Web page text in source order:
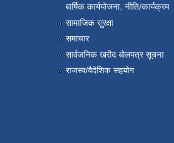
बार्षिक कार्ययोजना, नीति/कार्यक्रम
सामाजिक सुरक्षा
समाचार
सार्वजनिक खरीद बोलपत्र सूचना
राजस्व/वैदेशिक सहयोग